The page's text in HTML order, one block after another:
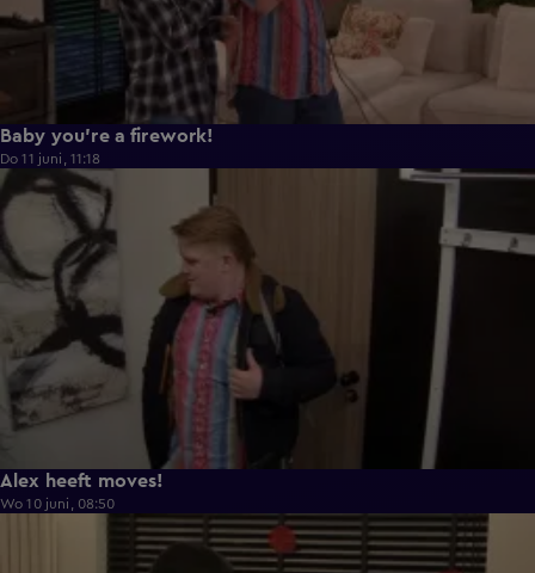
Baby you're a firework!
Do 11 juni, 11:18
0:43
Alex heeft moves!
Wo 10 juni, 08:50